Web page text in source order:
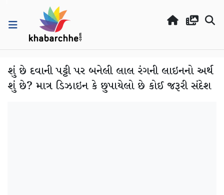
શું છે દવાની પટ્ટી પર બનેલી લાલ રંગની લાઇનનો અર્થ
શું છે? માત્ર ડિઝાઇન કે છુપાયેલો છે કોઈ જરૂરી સંદેશ